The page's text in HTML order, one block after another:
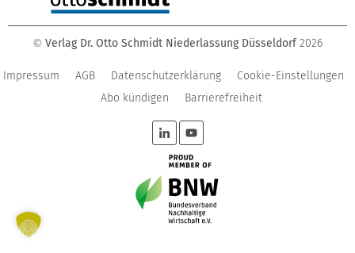
© Verlag Dr. Otto Schmidt Niederlassung Düsseldorf 2026
Impressum AGB Datenschutzerklärung
Cookie-Einstellungen
Abo kündigen
Barrierefreiheit